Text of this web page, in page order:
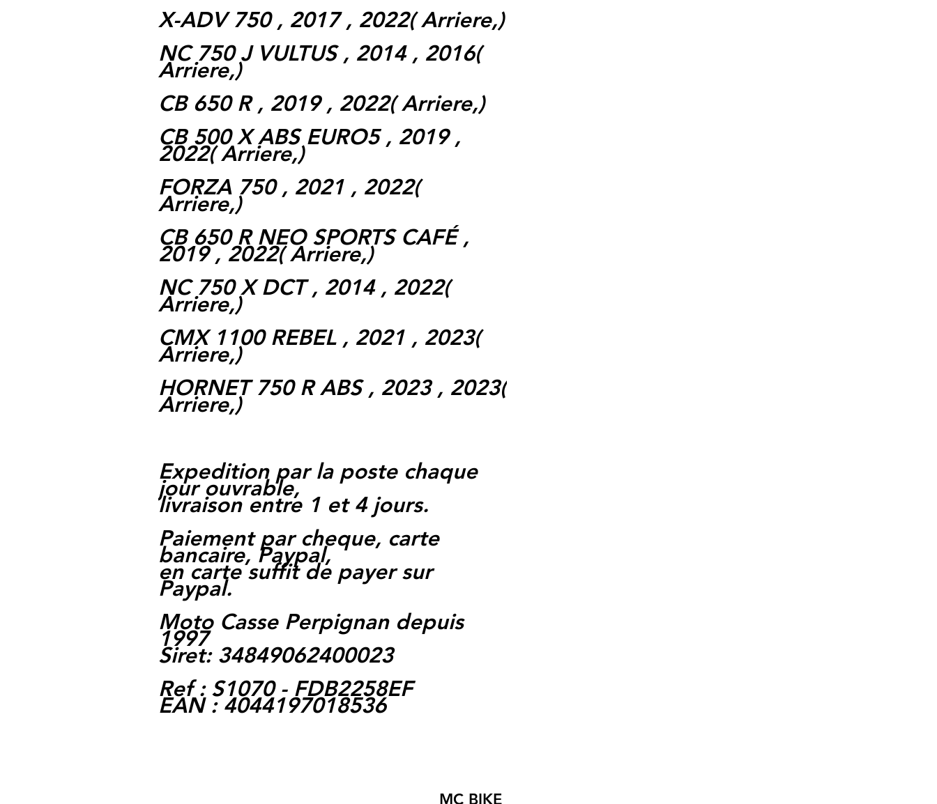
X-ADV 750 , 2017 , 2022( Arriere,)
NC 750 J VULTUS , 2014 , 2016(
Arriere,)
CB 650 R , 2019 , 2022( Arriere,)
CB 500 X ABS EURO5 , 2019 ,
2022( Arriere,)
FORZA 750 , 2021 , 2022(
Arriere,)
CB 650 R NEO SPORTS CAFÉ ,
2019 , 2022( Arriere,)
NC 750 X DCT , 2014 , 2022(
Arriere,)
CMX 1100 REBEL , 2021 , 2023(
Arriere,)
HORNET 750 R ABS , 2023 , 2023(
Arriere,)
Expedition par la poste chaque
jour ouvrable,
livraison entre 1 et 4 jours.
Paiement par cheque, carte
bancaire, Paypal,
en carte suffit de payer sur
Paypal.
Moto Casse Perpignan depuis
1997
Siret: 34849062400023
Ref : S1070 - FDB2258EF
EAN : 4044197018536
MC BIKE